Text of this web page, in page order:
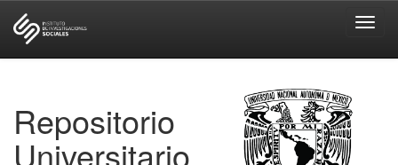
Repositorio
Universitario